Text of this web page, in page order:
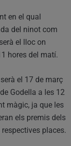
en el qual
del ninot com
el lloc on
hores del matí.
el 17 de març
Godella a les 12
màgic, ja que les
els premis dels
places.